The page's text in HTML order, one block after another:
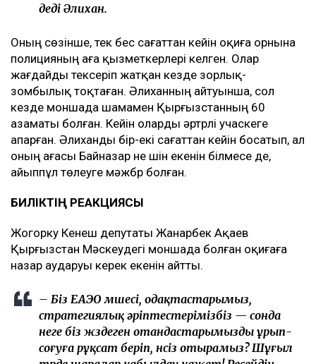
деді Әлихан.
Оның сөзінше, тек бес сағаттан кейін оқиға орнына
полицияның аға қызметкерлері келген. Олар
жағдайды тексеріп жатқан кезде зорлық-
зомбылық тоқтаған. Әлиханның айтуынша, сол
кезде моншада шамамен Қырғызстанның 60
азаматы болған. Кейін оларды әртүрлі учаскеге
апарған. Әлиханды бір-екі сағаттан кейін босатып, ал
оның ағасы Байназар не үшін екенін білмесе де,
айыппұл төлеуге мәжбүр болған.
БИЛІКТІҢ РЕАКЦИЯСЫ
Жогорку Кенеш депутаты Жанарбек Ақаев
Қырғызстан Мәскеудегі моншада болған оқиғаға
назар аударуы керек екенін айтты.
– Біз ЕАЭО мүшесі, одақтастарымыз,
стратегиялық әріптестерімізбіз — сонда
неге біз жүздеген отандастарымызды ұрып-
соғуға рұқсат беріп, үнсіз отырамыз? Шұғыл